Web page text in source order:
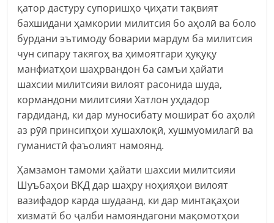
қатор дастуру супоришҳо ҷиҳати тақвият
бахшидани ҳамкории милитсия бо аҳолӣ ва боло
бурдани эътимоду боварии мардум ба милитсия
чун сипару такягоҳ ва ҳимоятгари ҳуқуқу
манфиатҳои шаҳрвандон ба самъи ҳайати
шахсии милитсияи вилоят расонида шуда,
кормандони милитсияи Хатлон уҳдадор
гардиданд, ки дар муносибату мошират бо аҳолӣ
аз рӯӣ принсипҳои хушахлоқӣ, хушмуомилагӣ ва
гуманистӣ фаъолият намоянд.
Ҳамзамон тамоми ҳайати шахсии милитсияи
Шуъбаҳои ВКД дар шаҳру ноҳияҳои вилоят
вазифадор карда шудаанд, ки дар минтақаҳои
хизматӣ бо ҷалби намояндагони мақомотҳои